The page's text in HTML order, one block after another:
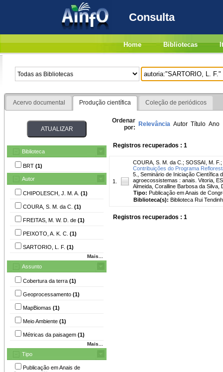
Consulta
Home Bibliotecas
Acervo documental Produção científica Coleção de periódicos
Biblioteca
BRT (1)
Autor
CHIPOLESCH, J. M. A. (1)
COURA, S. M. da C. (1)
FREITAS, M. W. D. de (1)
PEIXOTO, A. K. C. (1)
SARTORIO, L. F. (1)
Mais...
Assunto
Cobertura da terra (1)
Geoprocessamento (1)
MapBiomas (1)
Meio Ambiente (1)
Métricas da paisagem (1)
Mais...
Tipo
Publicação em Anais de
Ordenar
por: Relevância Autor Título Ano
Registros recuperados : 1
1.
COURA, S. M. da C. ; SOSSAI, M. F. ;
Contribuições do Programa
5., Seminário de Iniciação Científica
agroecossistemas : anais. Vitoria,
Almeida, Coralline Barbosa da
Tipo: Publicação em Anais de
Biblioteca(s): Biblioteca Rui
Registros recuperados : 1